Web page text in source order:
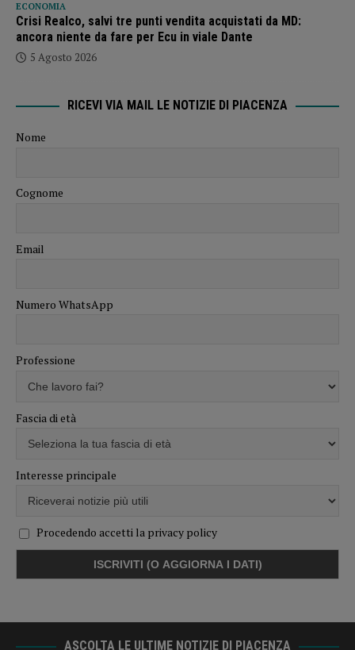
ECONOMIA
Crisi Realco, salvi tre punti vendita acquistati da MD:
ancora niente da fare per Ecu in viale Dante
5 Agosto 2026
RICEVI VIA MAIL LE NOTIZIE DI PIACENZA
Nome
Cognome
Email
Numero WhatsApp
Professione
Fascia di età
Interesse principale
Procedendo accetti la privacy policy
ASCOLTA LE ULTIME NOTIZIE DI PIACENZA